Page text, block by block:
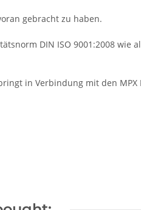
gebracht zu haben.
DIN ISO 9001:2008 wie
in Verbindung mit den